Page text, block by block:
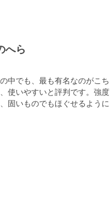
へら
中でも、最も有名なのがこち
使いやすいと評判です。強度
固いものでもほぐせるように